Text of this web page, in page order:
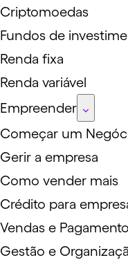
Criptomoedas
Fundos de
Renda fixa
Renda variável
Empreender
Começar um
Gerir a empresa
Como vender mais
Crédito para
Vendas e
Gestão e